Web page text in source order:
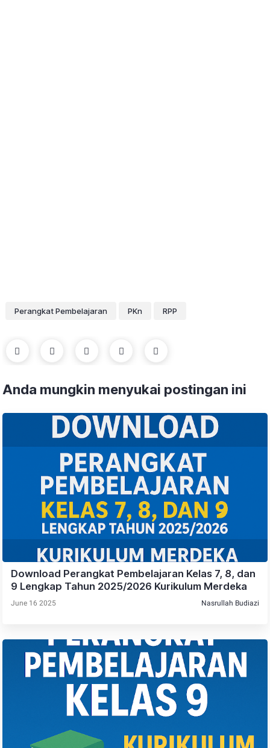
Perangkat Pembelajaran PKn RPP
Anda mungkin menyukai postingan ini
Download Perangkat Pembelajaran Kelas 7, 8, dan
9 Lengkap Tahun 2025/2026 Kurikulum Merdeka
June 16 2025 Nasrullah Budiazi